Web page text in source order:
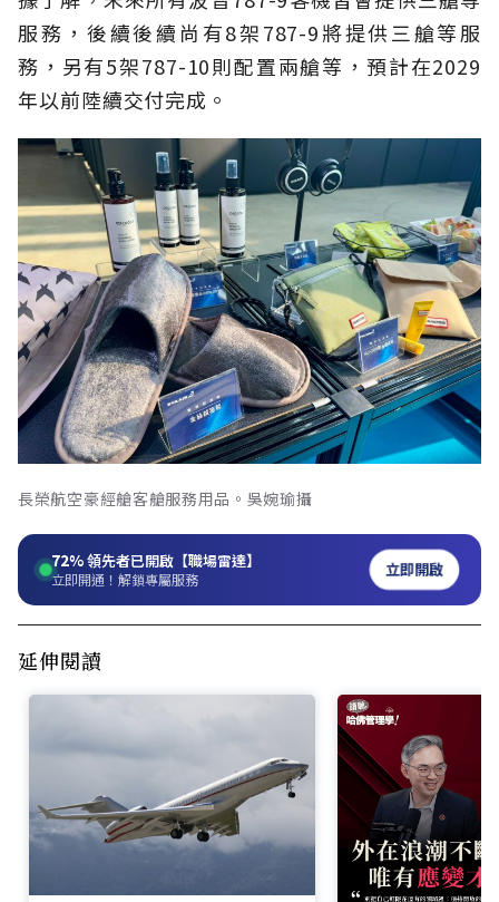
服務，後續後續尚有8架787-9將提供三艙等服
務，另有5架787-10則配置兩艙等，預計在2029
年以前陸續交付完成。
長榮航空豪經艙客艙服務用品。吳婉瑜攝
72%領先者已開啟【職場雷達】
立即開通！解鎖專屬服務 立即開啟
延伸閱讀